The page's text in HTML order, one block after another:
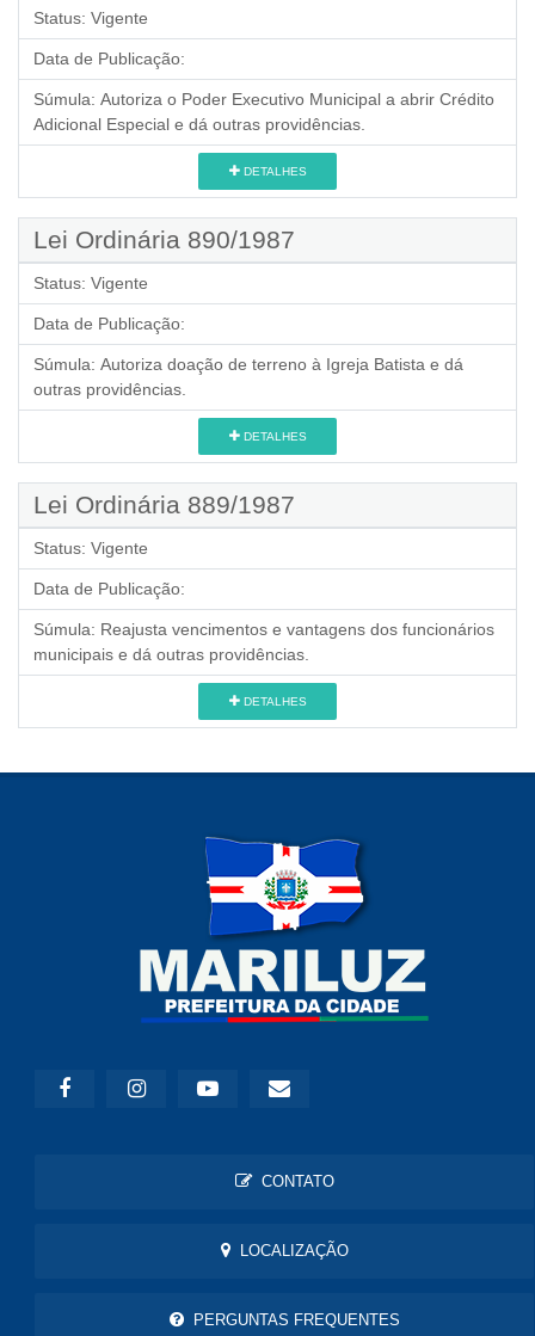
Status: Vigente
Data de Publicação:
Súmula: Autoriza o Poder Executivo Municipal a abrir Crédito
Adicional Especial e dá outras providências.
DETALHES
Lei Ordinária 890/1987
Status: Vigente
Data de Publicação:
Súmula: Autoriza doação de terreno à Igreja Batista e dá
outras providências.
DETALHES
Lei Ordinária 889/1987
Status: Vigente
Data de Publicação:
Súmula: Reajusta vencimentos e vantagens dos funcionários
municipais e dá outras providências.
DETALHES
CONTATO
LOCALIZAÇÃO
PERGUNTAS FREQUENTES